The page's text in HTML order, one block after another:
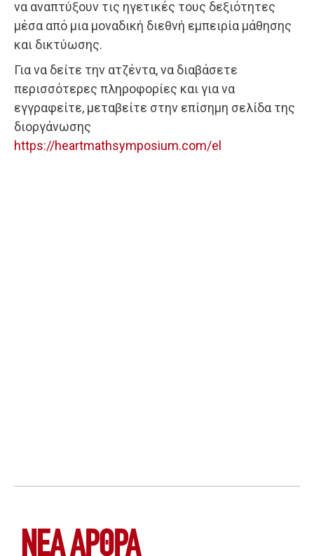
να αναπτύξουν τις ηγετικές τους δεξιότητες
μέσα από μια μοναδική διεθνή εμπειρία μάθησης
και δικτύωσης.
Για να δείτε την ατζέντα, να διαβάσετε
περισσότερες πληροφορίες και για να
εγγραφείτε, μεταβείτε στην επίσημη σελίδα της
διοργάνωσης
https://heartmathsymposium.com/el
ΝΕΑ ΆΡΘΡΑ